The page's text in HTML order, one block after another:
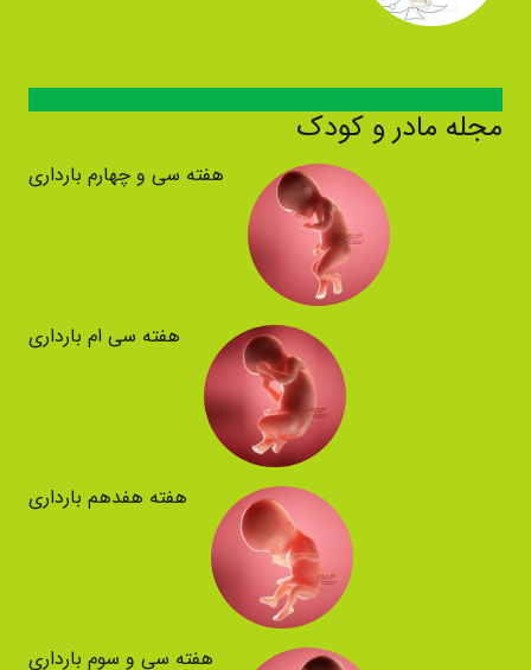
مجله مادر و کودک
هفته سی و چهارم بارداری
هفته سی ام بارداری
هفته هفدهم بارداری
هفته سی و سوم بارداری